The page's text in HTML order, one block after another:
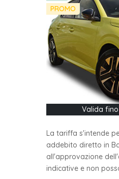
PROMO
Valida
La tariffa s'intende
addebito diretto in
all'approvazione
indicative e non